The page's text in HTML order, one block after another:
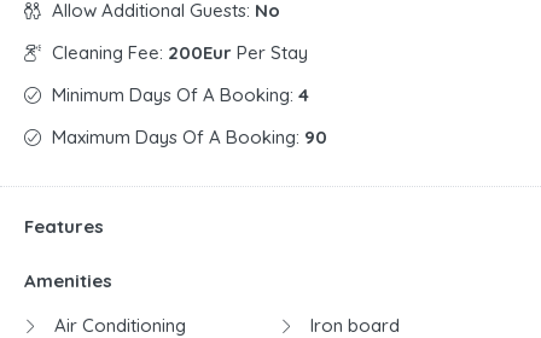
Allow Additional Guests: No
Cleaning Fee: 200Eur Per Stay
Minimum Days Of A Booking: 4
Maximum Days Of A Booking: 90
Features
Amenities
Air Conditioning
Iron board